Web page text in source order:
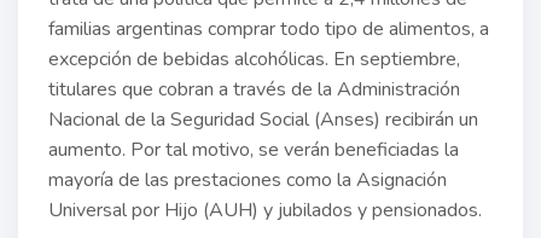
familias argentinas comprar todo tipo de alimentos, a
excepción de bebidas alcohólicas. En septiembre,
titulares que cobran a través de la Administración
Nacional de la Seguridad Social (Anses) recibirán un
aumento. Por tal motivo, se verán beneficiadas la
mayoría de las prestaciones como la Asignación
Universal por Hijo (AUH) y jubilados y pensionados.